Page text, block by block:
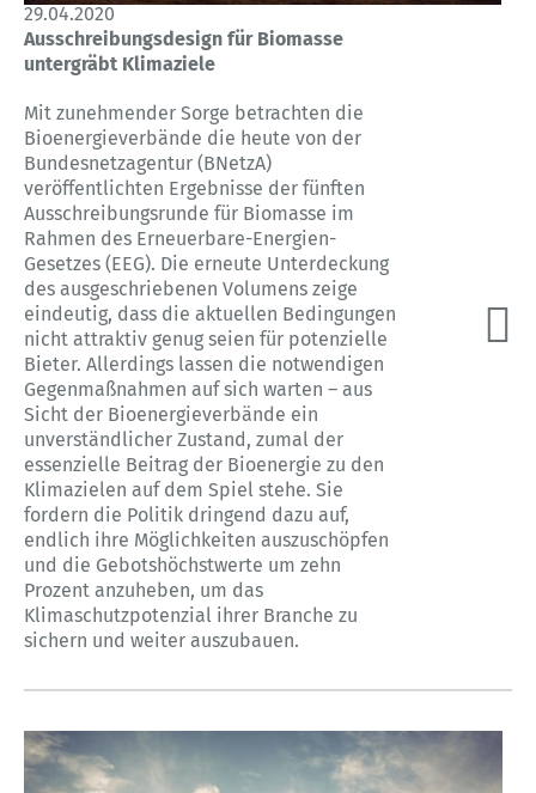
29.04.2020
Ausschreibungsdesign für Biomasse
untergräbt Klimaziele
Mit zunehmender Sorge betrachten die
Bioenergieverbände die heute von der
Bundesnetzagentur (BNetzA)
veröffentlichten Ergebnisse der fünften
Ausschreibungsrunde für Biomasse im
Rahmen des Erneuerbare-Energien-
Gesetzes (EEG). Die erneute Unterdeckung
des ausgeschriebenen Volumens zeige
eindeutig, dass die aktuellen Bedingungen
nicht attraktiv genug seien für potenzielle
Bieter. Allerdings lassen die notwendigen
Gegenmaßnahmen auf sich warten – aus
Sicht der Bioenergieverbände ein
unverständlicher Zustand, zumal der
essenzielle Beitrag der Bioenergie zu den
Klimazielen auf dem Spiel stehe. Sie
fordern die Politik dringend dazu auf,
endlich ihre Möglichkeiten auszuschöpfen
und die Gebotshöchstwerte um zehn
Prozent anzuheben, um das
Klimaschutzpotenzial ihrer Branche zu
sichern und weiter auszubauen.